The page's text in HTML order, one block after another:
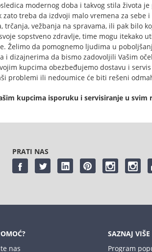
modernog doba i takvog stila života
zato treba da izdvoji malo vremena za
trčanja, vežbanja na spravama, ili pak bilo
sopstveno zdravlje, time mogu itekako
Želimo da pomognemo ljudima u
i dizajnerima da bismo zadovoljili Vašim
kupcima obezbeđujemo dostavu i
problemi ili nedoumice će biti rešeni
kupcima isporuku i servisiranje u svim
PRATI NAS
nas
SAZNAJ VIŠE
Program